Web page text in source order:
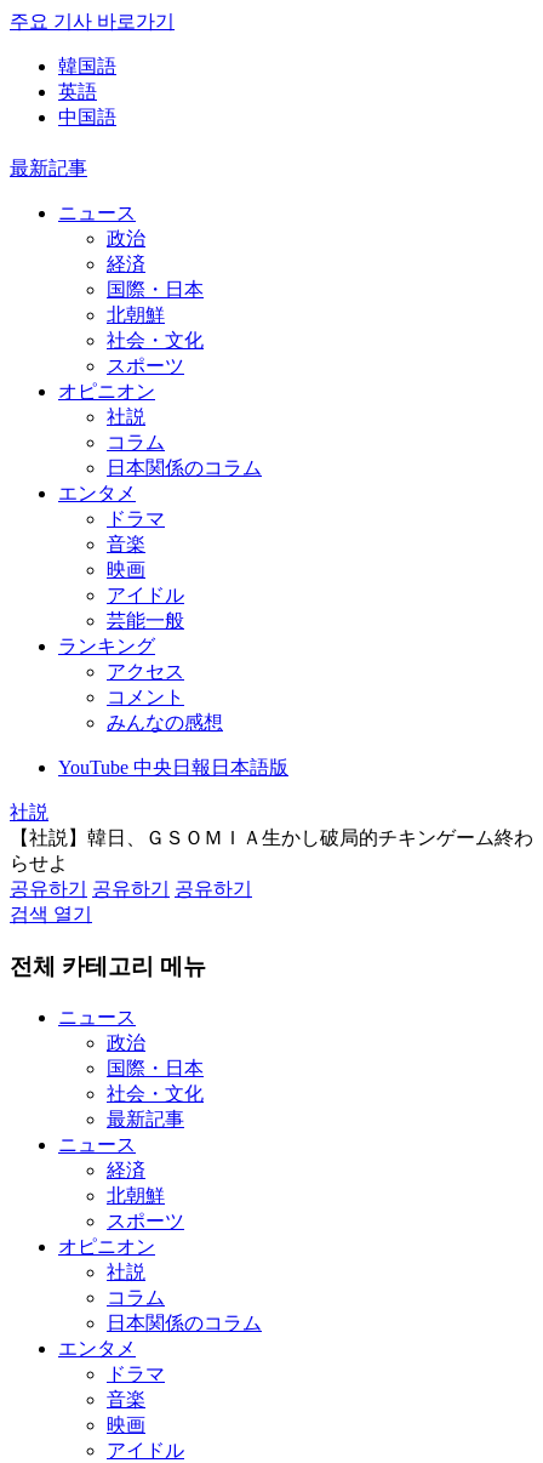
주요 기사 바로가기
韓国語
英語
中国語
最新記事
ニュース
政治
経済
国際・日本
北朝鮮
社会・文化
スポーツ
オピニオン
社説
コラム
日本関係のコラム
エンタメ
ドラマ
音楽
映画
アイドル
芸能一般
ランキング
アクセス
コメント
みんなの感想
YouTube 中央日報日本語版
社説
【社説】韓日、ＧＳＯＭＩＡ生かし破局的チキンゲーム終わ
らせよ
공유하기
공유하기
공유하기
검색 열기
전체 카테고리 메뉴
ニュース
政治
国際・日本
社会・文化
最新記事
ニュース
経済
北朝鮮
スポーツ
オピニオン
社説
コラム
日本関係のコラム
エンタメ
ドラマ
音楽
映画
アイドル